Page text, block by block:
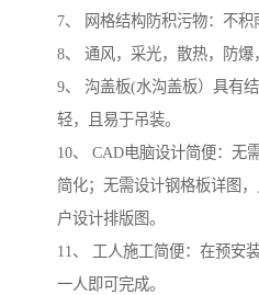
7、 网格结构防积污物：不积
8、 通风，采光，散热，防爆
9、 沟盖板(水沟盖板）具有
轻，且易于吊装。
10、 CAD电脑设计简便：无
简化；无需设计钢格板详图
户设计排版图。
11、 工人施工简便：在预安
一人即可完成。